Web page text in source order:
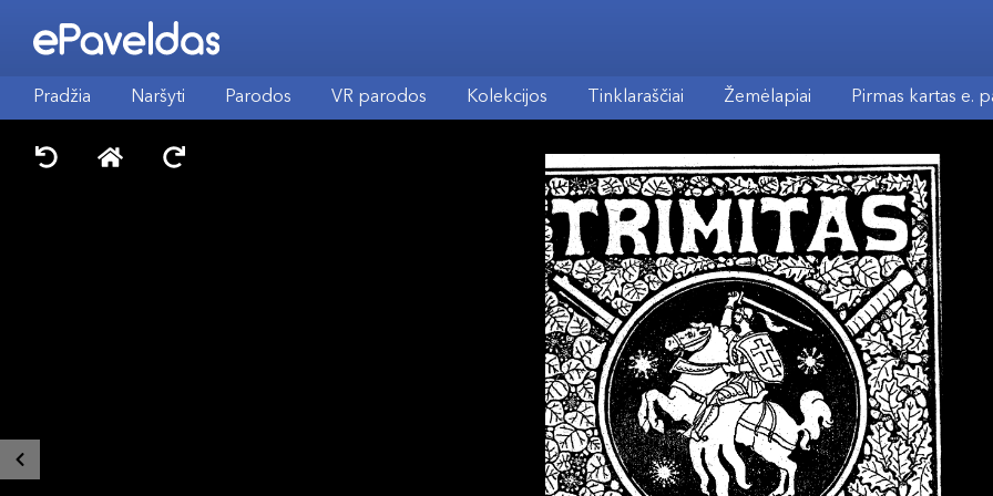
Pradžia Naršyti Parodos VR parodos Kolekcijos Tinklaraščiai Žemėlapiai Pirmas kartas e.